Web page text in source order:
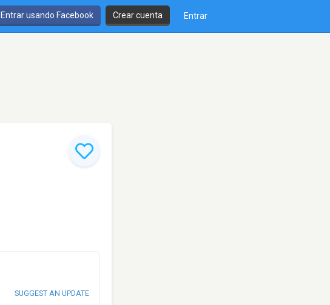
Entrar usando Facebook Crear cuenta Entrar
SUGGEST AN UPDATE